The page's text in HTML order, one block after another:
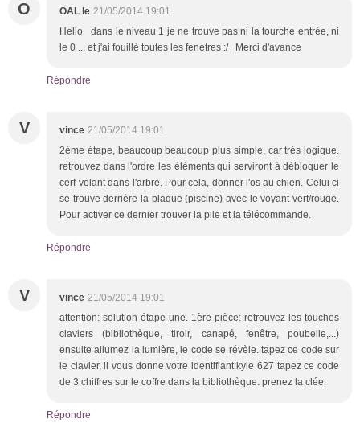
O OAL le 21/05/2014 19:01
Hello dans le niveau 1 je ne trouve pas ni la tourche entrée, ni
le 0 ... et j'ai fouillé toutes les fenetres :/ Merci d'avance
Répondre
V vince 21/05/2014 19:01
2ème étape, beaucoup beaucoup plus simple, car très logique.
retrouvez dans l'ordre les éléments qui serviront à débloquer le
cerf-volant dans l'arbre. Pour cela, donner l'os au chien. Celui ci
se trouve derrière la plaque (piscine) avec le voyant vert/rouge.
Pour activer ce dernier trouver la pile et la télécommande.
Répondre
V vince 21/05/2014 19:01
attention: solution étape une. 1ère pièce: retrouvez les touches
claviers (bibliothèque, tiroir, canapé, fenêtre, poubelle,...)
ensuite allumez la lumière, le code se révèle. tapez ce code sur
le clavier, il vous donne votre identifiant:kyle 627 tapez ce code
de 3 chiffres sur le coffre dans la bibliothèque. prenez la clée.
Répondre